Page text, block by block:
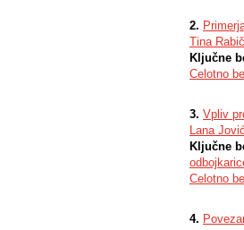
2.
Tina Rabič
Ključne
Celotno
3. Vpliv
Lana Jović
Ključne
Celotno
4.